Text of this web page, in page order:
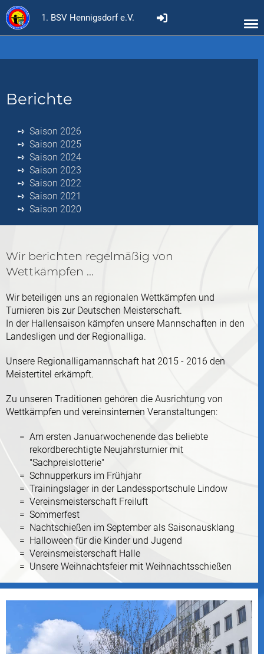
1. BSV Hennigsdorf e.V.
Berichte
Saison 2026
Saison 2025
Saison 2024
Saison 2023
Saison 2022
Saison 2021
Saison 2020
Wir berichten regelmäßig von
Wettkämpfen ...
Wir beteiligen uns an regionalen Wettkämpfen und
Turnieren bis zur Deutschen Meisterschaft.
In der Hallensaison kämpfen unsere Mannschaften in den
Landesligen und der Regionalliga.
Unsere Regionalligamannschaft hat 2015 - 2016 den
Meistertitel erkämpft.
Zu unseren Traditionen gehören die Ausrichtung von
Wettkämpfen und vereinsinternen Veranstaltungen:
Am ersten Januarwochenende das beliebte
rekordberechtigte Neujahrsturnier mit
"Sachpreislotterie"
Schnupperkurs im Frühjahr
Trainingslager in der Landessportschule Lindow
Vereinsmeisterschaft Freiluft
Sommerfest
Nachtschießen im September als Saisonausklang
Halloween für die Kinder und Jugend
Vereinsmeisterschaft Halle
Unsere Weihnachtsfeier mit Weihnachtsschießen